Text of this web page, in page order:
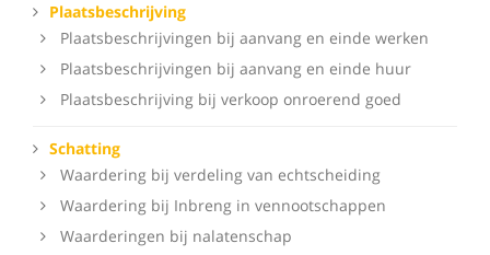
Plaatsbeschrijving
Plaatsbeschrijvingen bij aanvang en einde werken
Plaatsbeschrijvingen bij aanvang en einde huur
Plaatsbeschrijving bij verkoop onroerend goed
Schatting
Waardering bij verdeling van echtscheiding
Waardering bij Inbreng in vennootschappen
Waarderingen bij nalatenschap